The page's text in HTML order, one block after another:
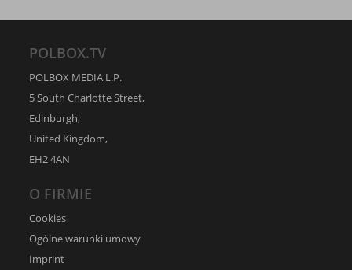
POLBOX.TV
POLBOX MEDIA L.P.
5 South Charlotte Street,
Edinburgh,
United Kingdom,
EH2 4AN
O FIRMIE
Cookies
Ogólne warunki umowy
Imprint